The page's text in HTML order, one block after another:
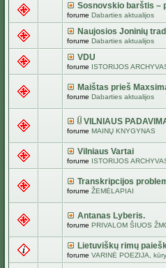
Sosnovskio barštis –
forume Dabarties aktualijos
Naujosios Joninių
forume Dabarties aktualijos
VDU
forume ISTORIJOS
Maištas prieš
forume Dabarties aktualijos
VILNIAUS
forume MAINŲ KNYGYNAS
Vilniaus Vartai
forume ISTORIJOS
Transkripcijos
forume ŽEMĖLAPIAI
Antanas Lyberis.
forume PRIVALOM ŠIUOS
Lietuviškų rimų
forume VARINĖ POEZIJA,